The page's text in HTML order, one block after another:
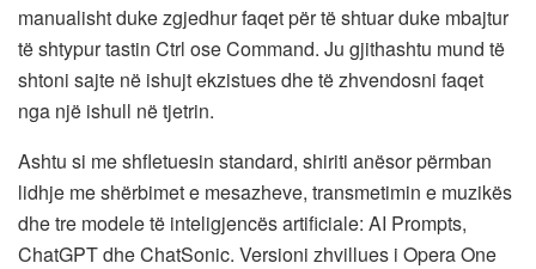
manualisht duke zgjedhur faqet për të shtuar duke mbajtur
të shtypur tastin Ctrl ose Command. Ju gjithashtu mund të
shtoni sajte në ishujt ekzistues dhe të zhvendosni faqet
nga një ishull në tjetrin.
Ashtu si me shfletuesin standard, shiriti anësor përmban
lidhje me shërbimet e mesazheve, transmetimin e muzikës
dhe tre modele të inteligjencës artificiale: AI Prompts,
ChatGPT dhe ChatSonic. Versioni zhvillues i Opera One